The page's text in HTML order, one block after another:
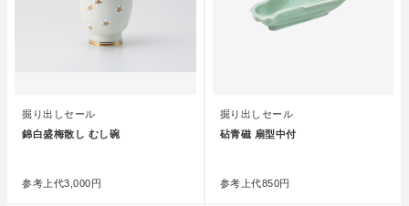
掘り出しセール
錦白盛梅散し むし碗
参考上代3,000円
掘り出しセール
砧青磁 扇型中付
参考上代850円